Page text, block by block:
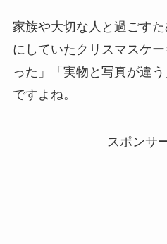
家族や大切な人と過ごす
にしていたクリスマスケ
った」「実物と写真が違
ですよね。
スポンサ